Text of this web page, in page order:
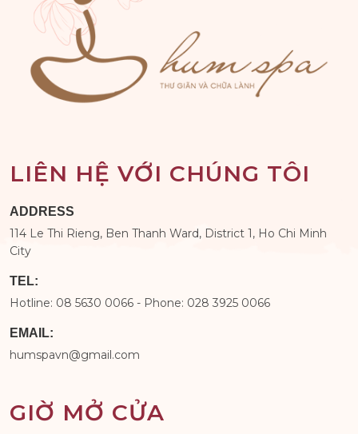
LIÊN HỆ VỚI CHÚNG TÔI
ADDRESS
114 Le Thi Rieng, Ben Thanh Ward, District 1, Ho Chi Minh
City
TEL:
Hotline: 08 5630 0066 - Phone: 028 3925 0066
EMAIL:
humspavn@gmail.com
GIỜ MỞ CỬA